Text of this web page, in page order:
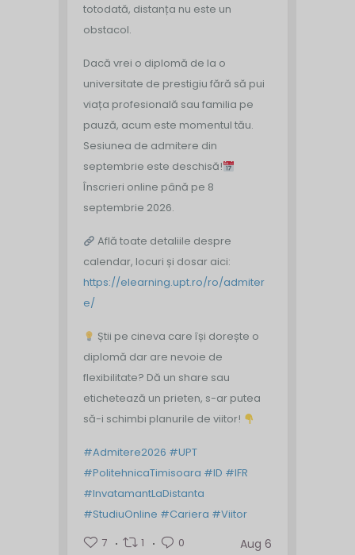
totodată, distanța nu este un
obstacol.
Dacă vrei o diplomă de la o
universitate de prestigiu fără să pui
viața profesională sau familia pe
pauză, acum este momentul tău.
Sesiunea de admitere din
septembrie este deschisă!
Înscrieri online până pe 8
septembrie 2026.
Află toate detaliile despre
calendar, locuri și dosar aici:
https://elearning.upt.ro/ro/admiter
e/
Știi pe cineva care își dorește o
diplomă dar are nevoie de
flexibilitate? Dă un share sau
etichetează un prieten, s-ar putea
să-i schimbi planurile de viitor!
#Admitere2026 #UPT
#PolitehnicaTimisoara #ID #IFR
#InvatamantLaDistanta
#StudiuOnline #Cariera #Viitor
7
1 0 Aug 6